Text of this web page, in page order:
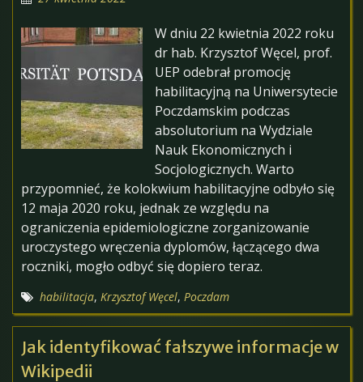
W dniu 22 kwietnia 2022 roku
dr hab. Krzysztof Węcel, prof.
UEP odebrał promocję
habilitacyjną na Uniwersytecie
Poczdamskim podczas
absolutorium na Wydziale
Nauk Ekonomicznych i
Socjologicznych. Warto
przypomnieć, że kolokwium habilitacyjne odbyło się
12 maja 2020 roku, jednak ze względu na
ograniczenia epidemiologiczne zorganizowanie
uroczystego wręczenia dyplomów, łączącego dwa
roczniki, mogło odbyć się dopiero teraz.
habilitacja, Krzysztof Węcel, Poczdam
Jak identyfikować fałszywe informacje w
Wikipedii